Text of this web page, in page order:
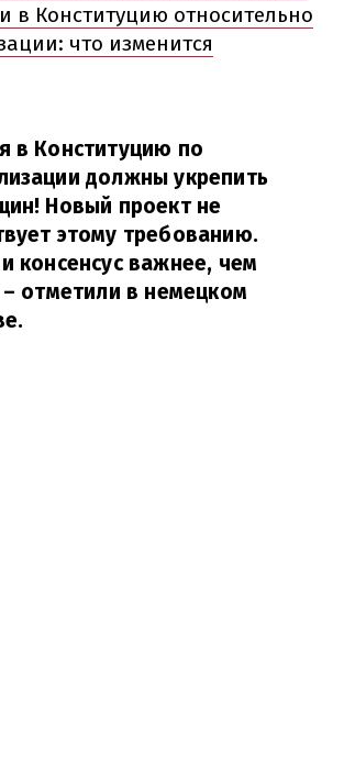
в Конституцию относительно
что изменится
в Конституцию по
должны укрепить
Новый проект не
этому требованию.
консенсус важнее, чем
отметили в немецком